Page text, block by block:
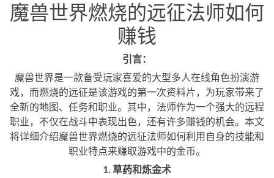
魔兽世界燃烧的远征法师如何
赚钱
引言：
魔兽世界是一款备受玩家喜爱的大型多人在线角色扮演游
戏，而燃烧的远征是该游戏的第一次资料片，为玩家带来了
全新的地图、任务和职业。其中，法师作为一个强大的远程
职业，不仅在战斗中表现出色，还有许多赚钱的机会。本文
将详细介绍魔兽世界燃烧的远征法师如何利用自身的技能和
职业特点来赚取游戏中的金币。
1. 草药和炼金术